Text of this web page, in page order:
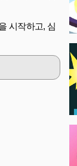
시작하고, 심